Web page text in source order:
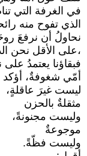
في الغرفة التي
الذي تفوح منه
نحاولُ أن نرفعَ
،على الأقل نحن
فبقاؤنا يعتمدُ
أمّي شغوفةٌ، أؤكد
ليست غيرَ عاقلةٍ،
مثقلةٌ بالحزن
وليست مجنونةً،
موجوعةٌ
وليست فظّةً.